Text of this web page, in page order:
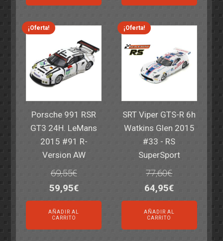
era:
82,40€.
es:
59,95€.
era:
82,40€.
es:
59,95€.
¡Oferta!
Porsche 991 RSR
GT3 24H. LeMans
2015 #91 R-
Version AW
69,55€
El
precio
original
era:
59,95€El
precio
actual
es:
AÑADIR AL
CARRITO
¡Oferta!
SRT Viper GTS-R 6h
Watkins Glen 2015
#33 - RS
SuperSport
77,60€
El
precio
original
era:
64,95€El
precio
actual
es:
AÑADIR AL
CARRITO